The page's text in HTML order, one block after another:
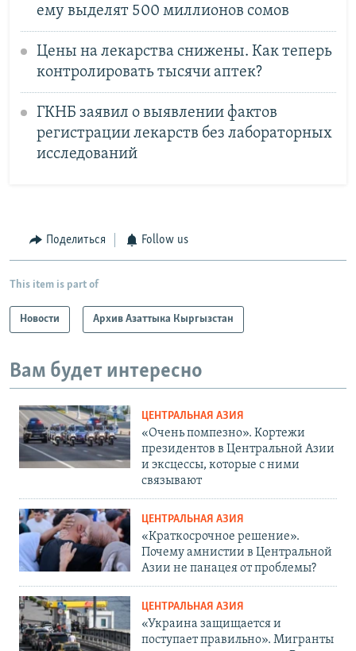
ему выделят 500 миллионов сомов
Цены на лекарства снижены. Как теперь
контролировать тысячи аптек?
ГКНБ заявил о выявлении фактов
регистрации лекарств без лабораторных
исследований
Поделиться Follow us
This item is part of
Новости Архив Азаттыка Кыргызстан
Вам будет интересно
ЦЕНТРАЛЬНАЯ АЗИЯ
«Очень помпезно». Кортежи
президентов в Центральной Азии
и эксцессы, которые с ними
связывают
ЦЕНТРАЛЬНАЯ АЗИЯ
«Краткосрочное решение».
Почему амнистии в Центральной
Азии не панацея от проблемы?
ЦЕНТРАЛЬНАЯ АЗИЯ
«Украина защищается и
поступает правильно». Мигранты